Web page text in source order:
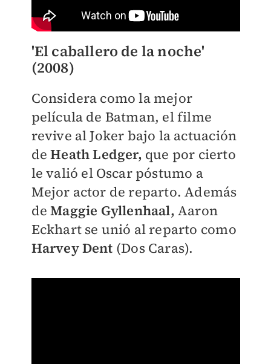
'El caballero de la noche'
(2008)
Considera como la mejor
película de Batman, el filme
revive al Joker bajo la actuación
de Heath Ledger, que por cierto
le valió el Oscar póstumo a
Mejor actor de reparto. Además
deMaggie Gyllenhaal, Aaron
Eckhart se unió al reparto como
Harvey Dent (Dos Caras).